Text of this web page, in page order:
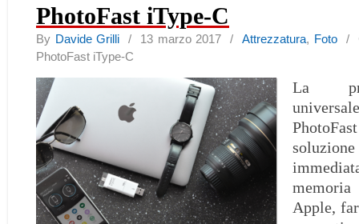
PhotoFast iType-C
By Davide Grilli / 13 marzo 2017 /Attrezzatura, Foto/
PhotoFast iType-C
La
Apple,